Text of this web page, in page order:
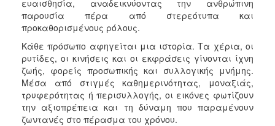
ευαισθησία, αναδεικνύοντας την ανθρώπινη
παρουσία πέρα από στερεότυπα και
προκαθορισμένους ρόλους.
Κάθε πρόσωπο αφηγείται μια ιστορία. Τα χέρια, οι
ρυτίδες, οι κινήσεις και οι εκφράσεις γίνονται ίχνη
ζωής, φορείς προσωπικής και συλλογικής μνήμης.
Μέσα από στιγμές καθημερινότητας, μοναξιάς,
τρυφερότητας ή περισυλλογής, οι εικόνες φωτίζουν
την αξιοπρέπεια και τη δύναμη που παραμένουν
ζωντανές στο πέρασμα του χρόνου.